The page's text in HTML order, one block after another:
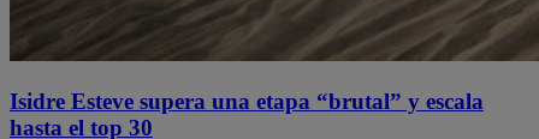
Isidre Esteve supera una etapa “brutal” y escala
hasta el top 30